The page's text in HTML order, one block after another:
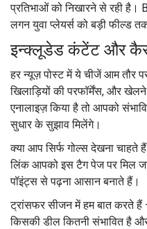
प्रतिभाओं को निखारने से रही
लगन युवा प्लेयर्स को बड़ी फील्ड
इन्क्लूडेड कंटेंट और
हर न्यूज़ पोस्ट में ये चीजें आम तौर
खिलाड़ियों की परफॉर्मेंस, और
एनालाइज़ किया है तो आपको
सुधार के सुझाव मिलेंगे।
क्या आप सिर्फ गोल्स देखना चाहते
लिंक आपको इस टैग पेज पर मिल
पॉइंट्स से पढ़ना आसान बनाते हैं।
ट्रांसफर सीजन में हम बात करते
किसकी डील कितनी संभावित है